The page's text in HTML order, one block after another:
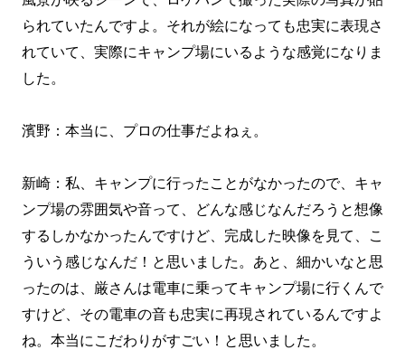
られていたんですよ。それが絵になっても忠実に表現さ
れていて、実際にキャンプ場にいるような感覚になりま
した。
濱野：本当に、プロの仕事だよねぇ。
新崎：私、キャンプに行ったことがなかったので、キャ
ンプ場の雰囲気や音って、どんな感じなんだろうと想像
するしかなかったんですけど、完成した映像を見て、こ
ういう感じなんだ！と思いました。あと、細かいなと思
ったのは、厳さんは電車に乗ってキャンプ場に行くんで
すけど、その電車の音も忠実に再現されているんですよ
ね。本当にこだわりがすごい！と思いました。